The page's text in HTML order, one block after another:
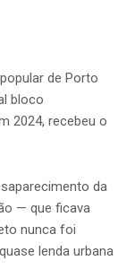
de Porto
bloco
2024, recebeu o
da
— que ficava
nunca foi
lenda urbana